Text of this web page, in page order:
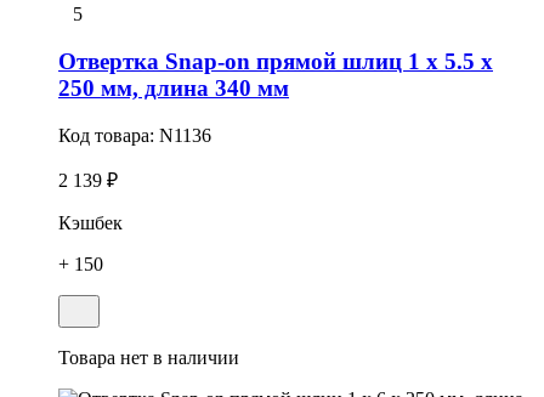
5
Отвертка Snap-on прямой шлиц 1 x 5.5 x
250 мм, длина 340 мм
Код товара: N1136
2 139 ₽
Кэшбек
+ 150
Товара нет в наличии